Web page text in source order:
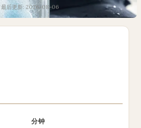
最后更新: 2026-08-06
分钟